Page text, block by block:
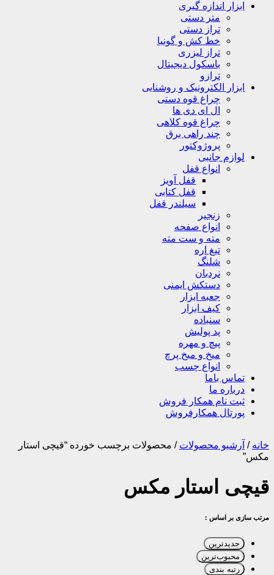
ابزار اندازه گیری
متر دستی
تراز دستی
خط کش و گونیا
تراز لیزری
باسکول دیجیتال
ترازو
ابزار الکترونیک و روشنایی
چراغ قوه دستی
ال ای دی ها
چراغ قوه کلاهی
چند راهی برق
پروژوکتور
لوازم جانبی
انواع قفل
قفل آویز
قفل کتابی
سیلندر قفل
زنجیر
انواع صفحه
مته و ست مته
تیغ اره
شلنگ
نردبان
دستکش ایمنی
جعبه ابزار
کیف ابزار
سنباده
پد پولیش
پیچ و مهره
میخ و میخ پرچ
انواع چسب
تماس باما
درباره ما
ثبت نام همکار فروش
پورتال همکارفروش
خانه / آرشیو محصولات / محصولات برچسب خورده “قیچی استار
مکس”
قیچی استار مکس
مرتب سازی بر اساس :
جدیدترین
محبوب‌ترین
رتبه بندی